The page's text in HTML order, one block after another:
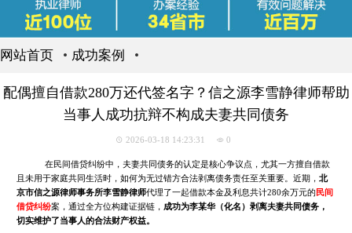
网站首页 成功案例
配偶擅自借款280万还代签名字？信之源李雪静律师帮助
当事人成功抗辩不构成夫妻共同债务
2026-03-18 14:23:31 0
在民间借贷纠纷中，夫妻共同债务的认定是核心争议点，尤其一方擅自借款
且未用于家庭共同生活时，如何为无过错方合法剥离债务责任至关重要。近期， 北
京市信之源律师事务所李雪静律师代理了一起借款本金及利息共计280余万元的 民间
借贷纠纷案，通过全方位构建证据链， 成功为李某华（化名）剥离夫妻共同债务，
切实维护了当事人的合法财产权益。